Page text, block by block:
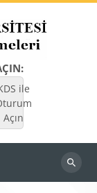
ile
Açın
Dersleri